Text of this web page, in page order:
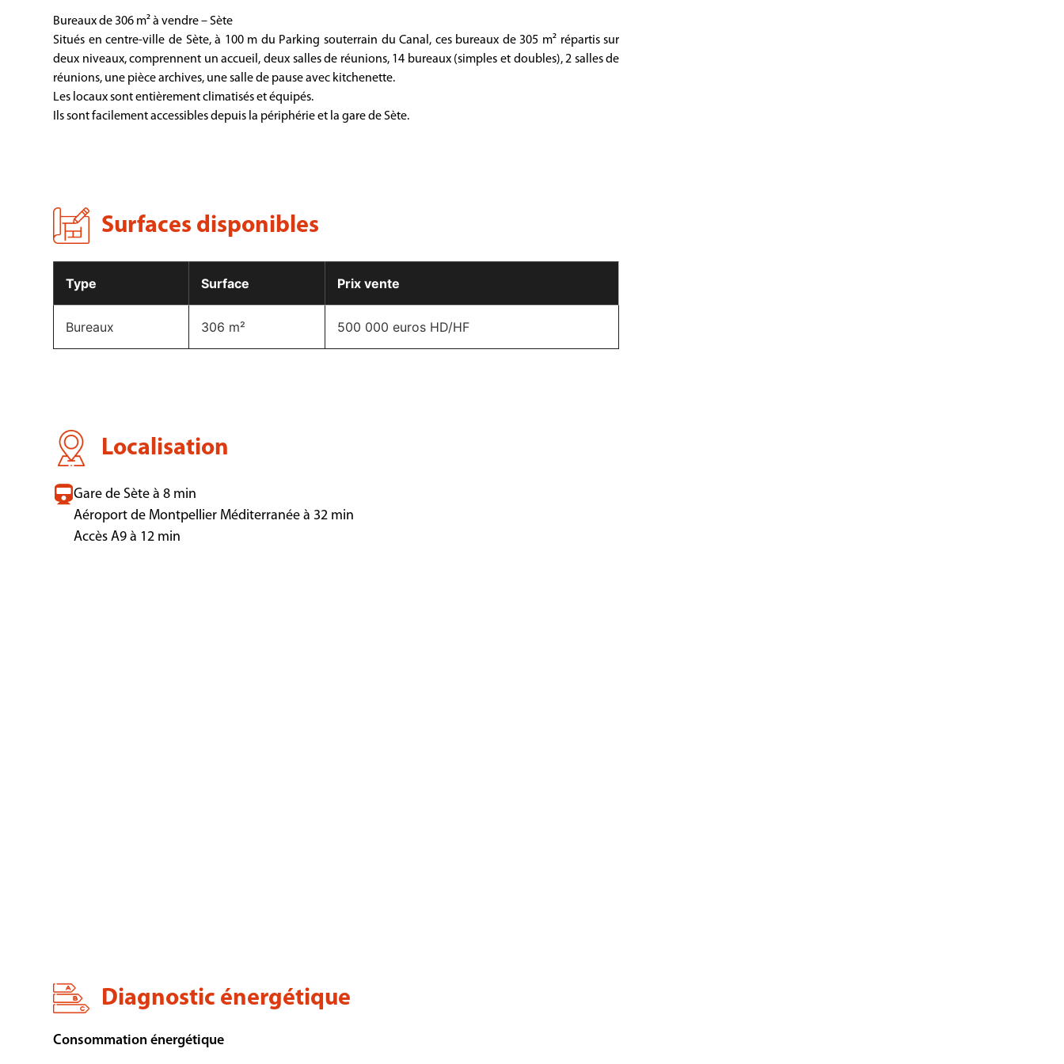
Bureaux de 306 m² à vendre – Sète
Situés en centre-ville de Sète, à 100 m du Parking souterrain du Canal, ces bureaux de 305 m² répartis sur
deux niveaux, comprennent un accueil, deux salles de réunions, 14 bureaux (simples et doubles), 2 salles de
réunions, une pièce archives, une salle de pause avec kitchenette.
Les locaux sont entièrement climatisés et équipés.
Ils sont facilement accessibles depuis la périphérie et la gare de Sète.
Surfaces disponibles​
Type Surface Prix vente
Bureaux 306 m² 500 000 euros HD/HF
Localisation
Gare de Sète à 8 min
Aéroport de Montpellier Méditerranée à 32 min
Accès A9 à 12 min
Diagnostic énergétique
Consommation énergétique